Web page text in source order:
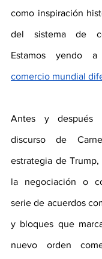
como inspiración
del sistema de
Estamos yendo a
comercio mundial
Antes y después
discurso de
estrategia de
la negociación o
serie de acuerdos
y bloques que
nuevo orden